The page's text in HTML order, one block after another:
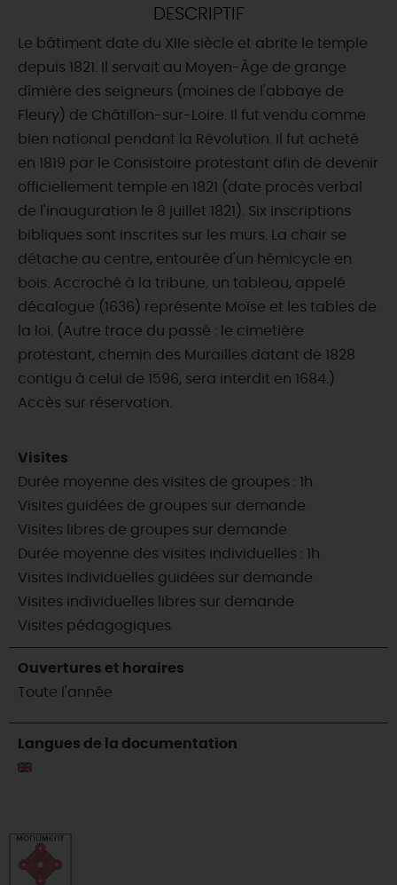
DEMAIN
CE WEEK-END
CETTE SEMAINE
TOUT L'AGENDA
DESCRIPTIF
Le bâtiment date du XIIe siècle et abrite le temple
depuis 1821. Il servait au Moyen-Âge de grange
dîmière des seigneurs (moines de l'abbaye de
Fleury) de Châtillon-sur-Loire. Il fut vendu comme
bien national pendant la Révolution. Il fut acheté
en 1819 par le Consistoire protestant afin de devenir
officiellement temple en 1821 (date procès verbal
de l'inauguration le 8 juillet 1821). Six inscriptions
bibliques sont inscrites sur les murs. La chair se
détache au centre, entourée d'un hémicycle en
bois. Accroché à la tribune, un tableau, appelé
décalogue (1636) représente Moïse et les tables de
la loi. (Autre trace du passé : le cimetière
protestant, chemin des Murailles datant de 1828
contigu à celui de 1596, sera interdit en 1684.)
Accès sur réservation.
Visites
Durée moyenne des visites de groupes : 1h
Visites guidées de groupes sur demande
Visites libres de groupes sur demande
Durée moyenne des visites individuelles : 1h
Visites individuelles guidées sur demande
Visites individuelles libres sur demande
Visites pédagogiques
Ouvertures et horaires
Toute l'année
Langues de la documentation